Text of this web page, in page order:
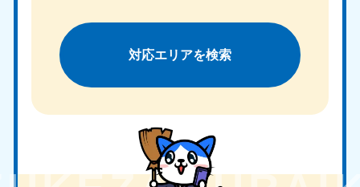
対応エリアを検索